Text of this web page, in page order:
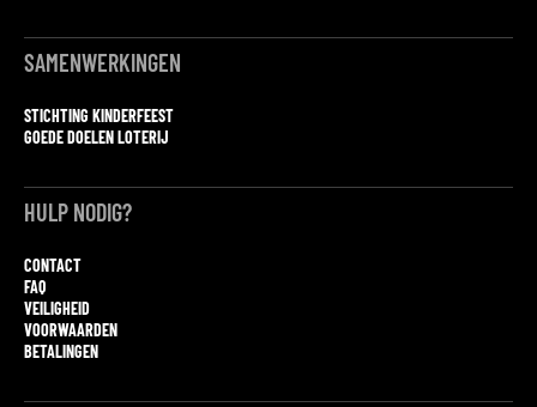
SAMENWERKINGEN
STICHTING KINDERFEEST
GOEDE DOELEN LOTERIJ
HULP NODIG?
CONTACT
FAQ
VEILIGHEID
VOORWAARDEN
BETALINGEN